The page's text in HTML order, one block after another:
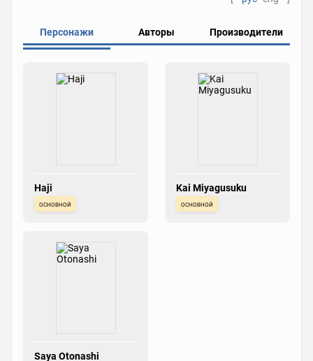
Персонажи Авторы Производители
Haji
основной
Kai Miyagusuku
основной
Saya Otonashi